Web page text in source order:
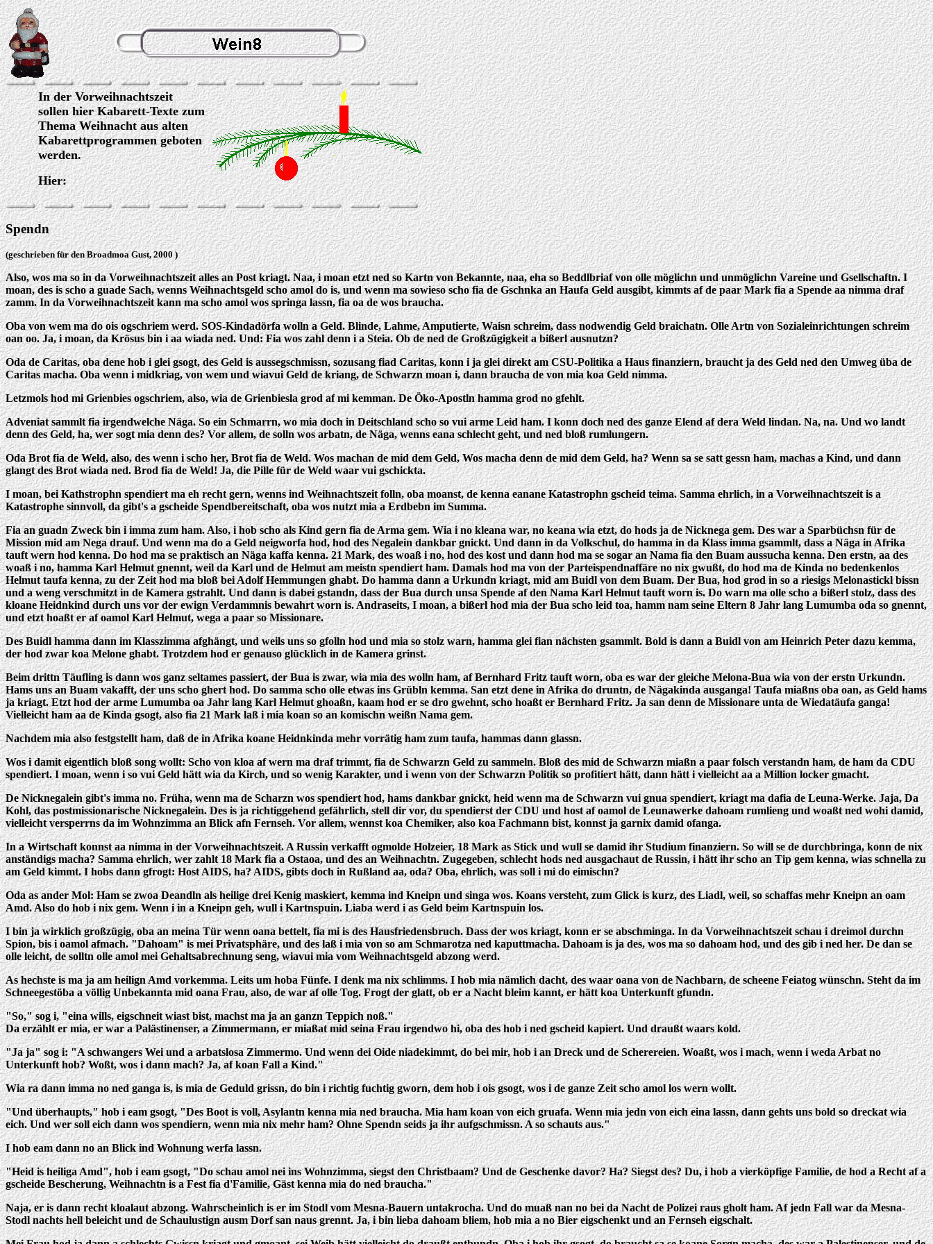
In der Vorweihnachtszeit
sollen hier Kabarett-Texte zum
Thema Weihnacht aus alten
Kabarettprogrammen geboten
werden.
Hier:
Spendn
(geschrieben für den Broadmoa Gust, 2000 )
Also, wos ma so in da Vorweihnachtszeit alles an Post kriagt. Naa, i moan etzt ned so Kartn von Bekannte, naa, eha so Beddlbriaf von olle möglichn und unmöglichn Vareine und Gsellschaftn. I
moan, des is scho a guade Sach, wenns Weihnachtsgeld scho amol do is, und wenn ma sowieso scho fia de Gschnka an Haufa Geld ausgibt, kimmts af de paar Mark fia a Spende aa nimma draf
zamm. In da Vorweihnachtszeit kann ma scho amol wos springa lassn, fia oa de wos braucha.
Oba von wem ma do ois ogschriem werd. SOS-Kindadörfa wolln a Geld. Blinde, Lahme, Amputierte, Waisn schreim, dass nodwendig Geld braichatn. Olle Artn von Sozialeinrichtungen schreim
oan oo. Ja, i moan, da Krösus bin i aa wiada ned. Und: Fia wos zahl denn i a Steia. Ob de ned de Großzügigkeit a bißerl ausnutzn?
Oda de Caritas, oba dene hob i glei gsogt, des Geld is aussegschmissn, sozusang fiad Caritas, konn i ja glei direkt am CSU-Politika a Haus finanziern, braucht ja des Geld ned den Umweg üba de
Caritas macha. Oba wenn i midkriag, von wem und wiavui Geld de kriang, de Schwarzn moan i, dann braucha de von mia koa Geld nimma.
Letzmols hod mi Grienbies ogschriem, also, wia de Grienbiesla grod af mi kemman. De Öko-Apostln hamma grod no gfehlt.
Adveniat sammlt fia irgendwelche Näga. So ein Schmarrn, wo mia doch in Deitschland scho so vui arme Leid ham. I konn doch ned des ganze Elend af dera Weld lindan. Na, na. Und wo landt
denn des Geld, ha, wer sogt mia denn des? Vor allem, de solln wos arbatn, de Näga, wenns eana schlecht geht, und ned bloß rumlungern.
Oda Brot fia de Weld, also, des wenn i scho her, Brot fia de Weld. Wos machan de mid dem Geld, Wos macha denn de mid dem Geld, ha? Wenn sa se satt gessn ham, machas a Kind, und dann
glangt des Brot wiada ned. Brod fia de Weld! Ja, die Pille für de Weld waar vui gschickta.
I moan, bei Kathstrophn spendiert ma eh recht gern, wenns ind Weihnachtszeit folln, oba moanst, de kenna eanane Katastrophn gscheid teima. Samma ehrlich, in a Vorweihnachtszeit is a
Katastrophe sinnvoll, da gibt's a gscheide Spendbereitschaft, oba wos nutzt mia a Erdbebn im Summa.
Fia an guadn Zweck bin i imma zum ham. Also, i hob scho als Kind gern fia de Arma gem. Wia i no kleana war, no keana wia etzt, do hods ja de Nicknega gem. Des war a Sparbüchsn für de
Mission mid am Nega drauf. Und wenn ma do a Geld neigworfa hod, hod des Negalein dankbar gnickt. Und dann in da Volkschul, do hamma in da Klass imma gsammlt, dass a Näga in Afrika
tauft wern hod kenna. Do hod ma se praktisch an Näga kaffa kenna. 21 Mark, des woaß i no, hod des kost und dann hod ma se sogar an Nama fia den Buam aussucha kenna. Den erstn, aa des
woaß i no, hamma Karl Helmut gnennt, weil da Karl und de Helmut am meistn spendiert ham. Damals hod ma von der Parteispendnaffäre no nix gwußt, do hod ma de Kinda no bedenkenlos
Helmut taufa kenna, zu der Zeit hod ma bloß bei Adolf Hemmungen ghabt. Do hamma dann a Urkundn kriagt, mid am Buidl von dem Buam. Der Bua, hod grod in so a riesigs Melonastickl bissn
und a weng verschmitzt in de Kamera gstrahlt. Und dann is dabei gstandn, dass der Bua durch unsa Spende af den Nama Karl Helmut tauft worn is. Do warn ma olle scho a bißerl stolz, dass des
kloane Heidnkind durch uns vor der ewign Verdammnis bewahrt worn is. Andraseits, I moan, a bißerl hod mia der Bua scho leid toa, hamm nam seine Eltern 8 Jahr lang Lumumba oda so gnennt,
und etzt hoaßt er af oamol Karl Helmut, wega a paar so Missionare.
Des Buidl hamma dann im Klasszimma afghängt, und weils uns so gfolln hod und mia so stolz warn, hamma glei fian nächsten gsammlt. Bold is dann a Buidl von am Heinrich Peter dazu kemma,
der hod zwar koa Melone ghabt. Trotzdem hod er genauso glücklich in de Kamera grinst.
Beim drittn Täufling is dann wos ganz seltames passiert, der Bua is zwar, wia mia des wolln ham, af Bernhard Fritz tauft worn, oba es war der gleiche Melona-Bua wia von der erstn Urkundn.
Hams uns an Buam vakafft, der uns scho ghert hod. Do samma scho olle etwas ins Grübln kemma. San etzt dene in Afrika do druntn, de Nägakinda ausganga! Taufa miaßns oba oan, as Geld hams
ja kriagt. Etzt hod der arme Lumumba oa Jahr lang Karl Helmut ghoaßn, kaam hod er se dro gwehnt, scho hoaßt er Bernhard Fritz. Ja san denn de Missionare unta de Wiedatäufa ganga!
Vielleicht ham aa de Kinda gsogt, also fia 21 Mark laß i mia koan so an komischn weißn Nama gem.
Nachdem mia also festgstellt ham, daß de in Afrika koane Heidnkinda mehr vorrätig ham zum taufa, hammas dann glassn.
Wos i damit eigentlich bloß song wollt: Scho von kloa af wern ma draf trimmt, fia de Schwarzn Geld zu sammeln. Bloß des mid de Schwarzn miaßn a paar folsch verstandn ham, de ham da CDU
spendiert. I moan, wenn i so vui Geld hätt wia da Kirch, und so wenig Karakter, und i wenn von der Schwarzn Politik so profitiert hätt, dann hätt i vielleicht aa a Million locker gmacht.
De Nicknegalein gibt's imma no. Früha, wenn ma de Scharzn wos spendiert hod, hams dankbar gnickt, heid wenn ma de Schwarzn vui gnua spendiert, kriagt ma dafia de Leuna-Werke. Jaja, Da
Kohl, das postmissionarische Nicknegalein. Des is ja richtiggehend gefährlich, stell dir vor, du spendierst der CDU und host af oamol de Leunawerke dahoam rumlieng und woaßt ned wohi damid,
vielleicht versperrns da im Wohnzimma an Blick afn Fernseh. Vor allem, wennst koa Chemiker, also koa Fachmann bist, konnst ja garnix damid ofanga.
In a Wirtschaft konnst aa nimma in der Vorweihnachtszeit. A Russin verkafft ogmolde Holzeier, 18 Mark as Stick und wull se damid ihr Studium finanziern. So will se de durchbringa, konn de nix
anständigs macha? Samma ehrlich, wer zahlt 18 Mark fia a Ostaoa, und des an Weihnachtn. Zugegeben, schlecht hods ned ausgachaut de Russin, i hätt ihr scho an Tip gem kenna, wias schnella zu
am Geld kimmt. I hobs dann gfrogt: Host AIDS, ha? AIDS, gibts doch in Rußland aa, oda? Oba, ehrlich, was soll i mi do eimischn?
Oda as ander Mol: Ham se zwoa Deandln als heilige drei Kenig maskiert, kemma ind Kneipn und singa wos. Koans versteht, zum Glick is kurz, des Liadl, weil, so schaffas mehr Kneipn an oam
Amd. Also do hob i nix gem. Wenn i in a Kneipn geh, wull i Kartnspuin. Liaba werd i as Geld beim Kartnspuin los.
I bin ja wirklich großzügig, oba an meina Tür wenn oana bettelt, fia mi is des Hausfriedensbruch. Dass der wos kriagt, konn er se abschminga. In da Vorweihnachtszeit schau i dreimol durchn
Spion, bis i oamol afmach. "Dahoam" is mei Privatsphäre, und des laß i mia von so am Schmarotza ned kaputtmacha. Dahoam is ja des, wos ma so dahoam hod, und des gib i ned her. De dan se
olle leicht, de solltn olle amol mei Gehaltsabrechnung seng, wiavui mia vom Weihnachtsgeld abzong werd.
As hechste is ma ja am heilign Amd vorkemma. Leits um hoba Fünfe. I denk ma nix schlimms. I hob mia nämlich dacht, des waar oana von de Nachbarn, de scheene Feiatog wünschn. Steht da im
Schneegestöba a völlig Unbekannta mid oana Frau, also, de war af olle Tog. Frogt der glatt, ob er a Nacht bleim kannt, er hätt koa Unterkunft gfundn.
"So," sog i, "eina wills, eigschneit wiast bist, machst ma ja an ganzn Teppich noß."
Da erzählt er mia, er war a Palästinenser, a Zimmermann, er miaßat mid seina Frau irgendwo hi, oba des hob i ned gscheid kapiert. Und draußt waars kold.
"Ja ja" sog i: "A schwangers Wei und a arbatslosa Zimmermo. Und wenn dei Oide niadekimmt, do bei mir, hob i an Dreck und de Scherereien. Woaßt, wos i mach, wenn i weda Arbat no
Unterkunft hob? Woßt, wos i dann mach? Ja, af koan Fall a Kind."
Wia ra dann imma no ned ganga is, is mia de Geduld grissn, do bin i richtig fuchtig gworn, dem hob i ois gsogt, wos i de ganze Zeit scho amol los wern wollt.
"Und überhaupts," hob i eam gsogt, "Des Boot is voll, Asylantn kenna mia ned braucha. Mia ham koan von eich gruafa. Wenn mia jedn von eich eina lassn, dann gehts uns bold so dreckat wia
eich. Und wer soll eich dann wos spendiern, wenn mia nix mehr ham? Ohne Spendn seids ja ihr aufgschmissn. A so schauts aus."
I hob eam dann no an Blick ind Wohnung werfa lassn.
"Heid is heiliga Amd", hob i eam gsogt, "Do schau amol nei ins Wohnzimma, siegst den Christbaam? Und de Geschenke davor? Ha? Siegst des? Du, i hob a vierköpfige Familie, de hod a Recht af a
gscheide Bescherung, Weihnachtn is a Fest fia d'Familie, Gäst kenna mia do ned braucha."
Naja, er is dann recht kloalaut abzong. Wahrscheinlich is er im Stodl vom Mesna-Bauern untakrocha. Und do muaß nan no bei da Nacht de Polizei raus gholt ham. Af jedn Fall war da Mesna-
Stodl nachts hell beleicht und de Schaulustign ausm Dorf san naus grennt. Ja, i bin lieba dahoam bliem, hob mia a no Bier eigschenkt und an Fernseh eigschalt.